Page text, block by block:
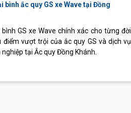
bình ắc quy GS xe Wave tại Đồng
GS xe Wave chính xác cho từng đời
điểm vượt trội của ắc quy GS và dịch vụ
tại Ắc quy Đồng Khánh.